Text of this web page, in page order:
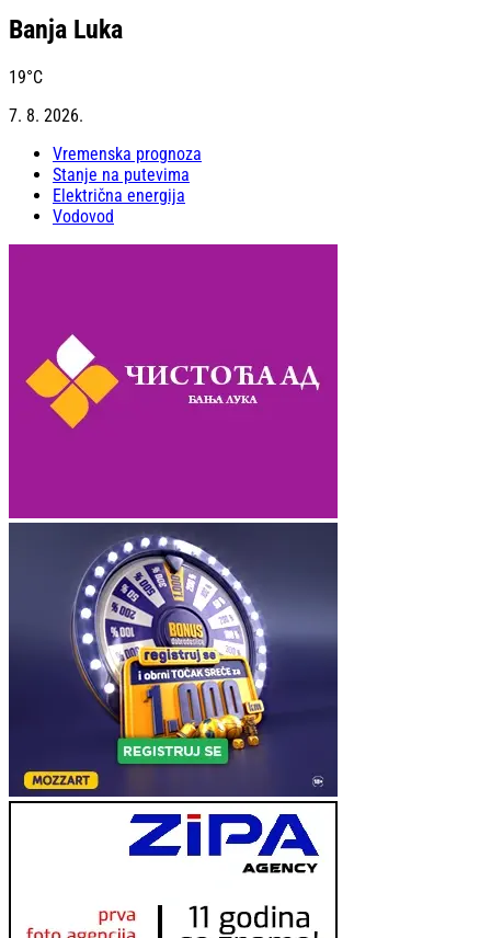
Banja Luka
19°C
7. 8. 2026.
Vremenska prognoza
Stanje na putevima
Električna energija
Vodovod